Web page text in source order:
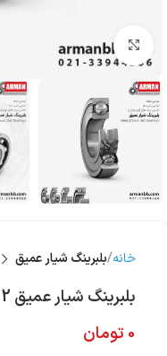
بزرگنمایی تصویر
خانه بلبرینگ شیار عمیق
بلبرینگ شیار عمیق 6322
0 تومان